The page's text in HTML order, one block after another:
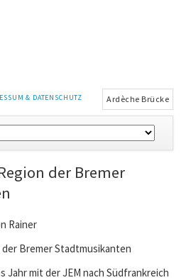
& DATENSCHUTZ Ardèche Brücke
der Bremer
Rainer
Jahr mit der JEM nach Südfrankreich